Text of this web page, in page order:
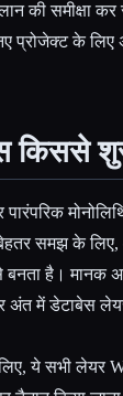
की समीक्षा
प्रोजेक्ट के
किससे
पारंपरिक
समझ के
है। मानक
में डेटाबेस
ये सभी लेयर